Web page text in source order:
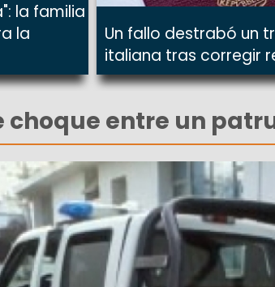
la familia
la
Un fallo destrabó un
italiana tras corregir
choque entre un